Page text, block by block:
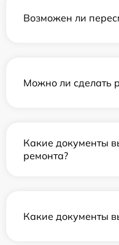
Возможен ли
Можно ли сделать
Какие документы
ремонта?
Какие документы